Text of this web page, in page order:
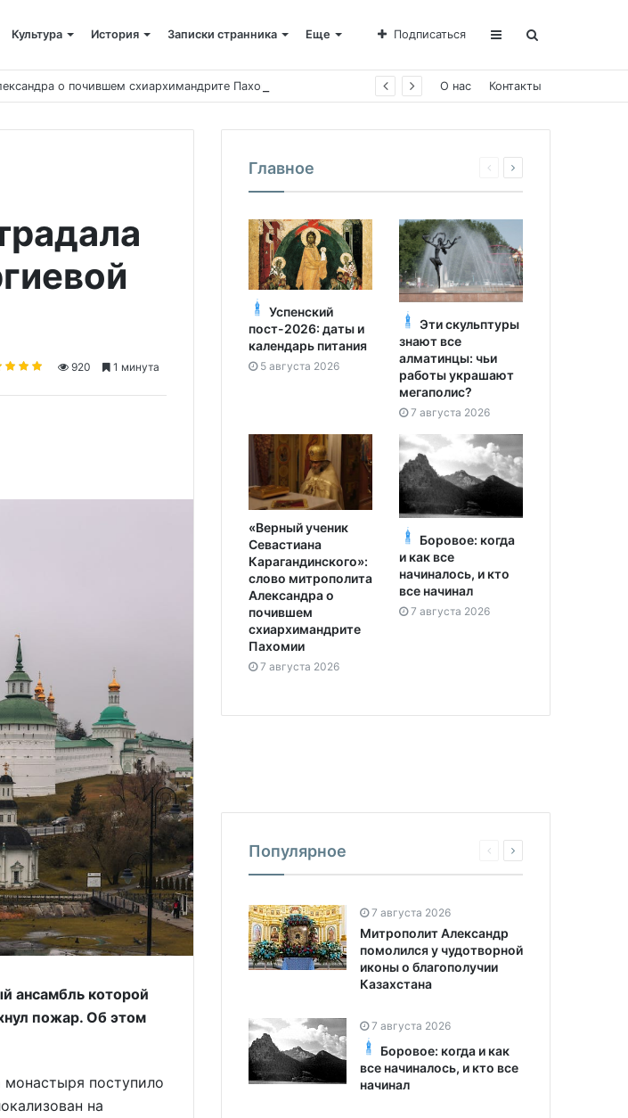
Культура История Записки странника Еще Подписаться
о почившем схиархимандрите Пахомии О нас Контакты
920 1 минута
ансамбль которой
пожар. Об этом
поступило
на
Главное
Успенский
пост-2026: даты и
календарь питания
5 августа 2026
Эти скульптуры
знают все
алматинцы: чьи
работы украшают
мегаполис?
7 августа 2026
«Верный ученик
Севастиана
Карагандинского»:
слово митрополита
Александра о
почившем
схиархимандрите
Пахомии
7 августа 2026
Боровое: когда
и как все
начиналось, и кто
все начинал
7 августа 2026
Популярное
7 августа 2026
Митрополит Александр
помолился у чудотворной
иконы о благополучии
Казахстана
7 августа 2026
Боровое: когда и как
все начиналось, и кто все
начинал